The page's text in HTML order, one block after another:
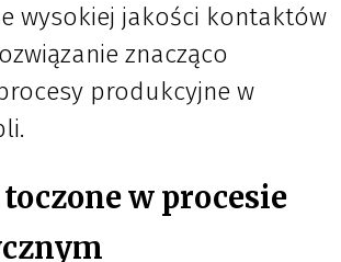
wysokiej jakości kontaktów
znacząco
produkcyjne w
w procesie